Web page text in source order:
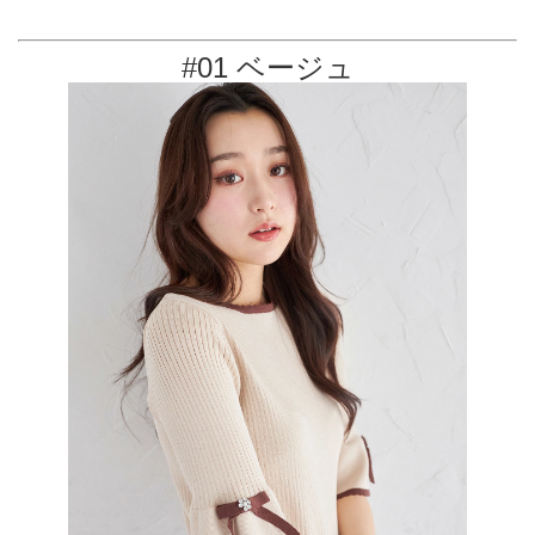
#01 ベージュ